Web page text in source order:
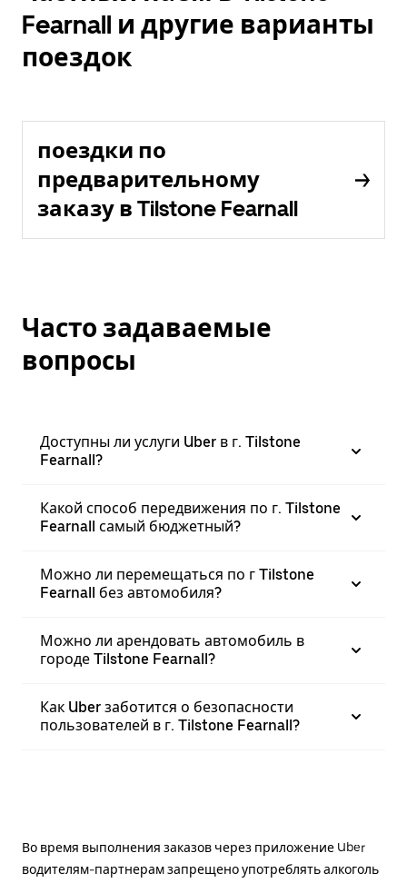
Fearnall и другие варианты
поездок
поездки по
предварительному
заказу в Tilstone Fearnall
Часто задаваемые
вопросы
Доступны ли услуги Uber в г. Tilstone
Fearnall?
Какой способ передвижения по г. Tilstone
Fearnall самый бюджетный?
Можно ли перемещаться по г Tilstone
Fearnall без автомобиля?
Можно ли арендовать автомобиль в
городе Tilstone Fearnall?
Как Uber заботится о безопасности
пользователей в г. Tilstone Fearnall?
Во время выполнения заказов через приложение Uber
водителям-партнерам запрещено употреблять алкоголь